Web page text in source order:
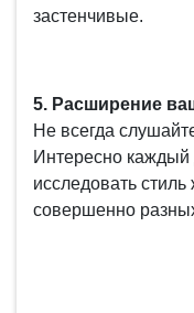
застенчивые.
5. Расширение
Не всегда
Интересно каждый
исследовать
совершенно